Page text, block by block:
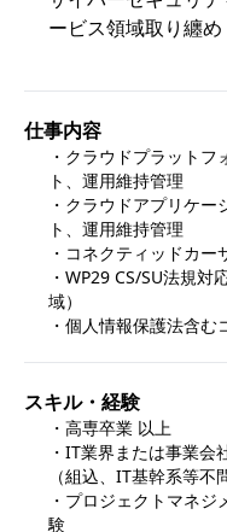
ービス領域取り纏め
仕事内容
・クラウドプラット
ト、運用維持管理
・クラウドアプリケ
ト、運用維持管理
・コネクティッドカー
・WP29 CS/SU法規
域）
・個人情報保護法含
スキル・経験
・高専卒業 以上
・IT業界または事業
（組込、IT基幹系等不
・プロジェクトマネ
験